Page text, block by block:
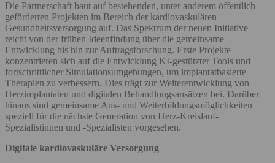
Die Partnerschaft baut auf bestehenden, unter anderem öffentlich
geförderten Projekten im Bereich der kardiovaskulären
Gesundheitsversorgung auf. Das Spektrum der neuen Initiative
reicht von der frühen Ideenfindung über die gemeinsame
Entwicklung bis hin zur Auftragsforschung. Erste Projekte
konzentrieren sich auf die Entwicklung KI-gestützter Tools und
fortschrittlicher Simulationsumgebungen, um implantatbasierte
Therapien zu verbessern. Dies trägt zur Weiterentwicklung von
Herzimplantaten und digitalen Behandlungsansätzen bei. Darüber
hinaus sind gemeinsame Aus- und Weiterbildungsmöglichkeiten
speziell für die nächste Generation von Herz-Kreislauf-
Spezialistinnen und -Spezialisten vorgesehen.
Digitale kardiovaskuläre Versorgung